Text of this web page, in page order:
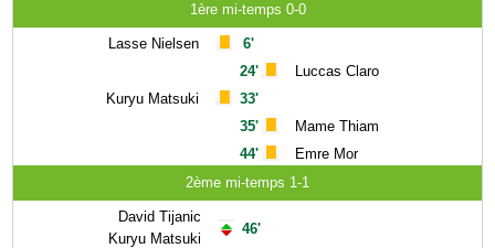
1ère mi-temps 0-0
Lasse Nielsen
Kuryu Matsuki
6'
24'
33'
35'
44'
Luccas Claro
Mame Thiam
Emre Mor
2ème mi-temps 1-1
David Tijanic
Kuryu Matsuki
46'